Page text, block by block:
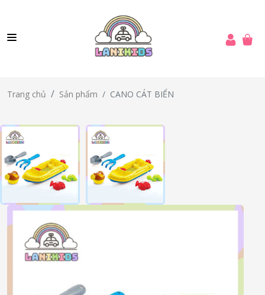
Trang chủ Sản phẩm CANO CÁT BIỂN